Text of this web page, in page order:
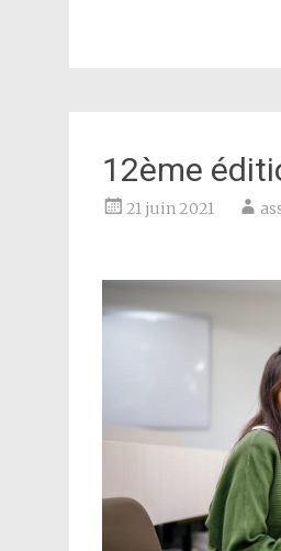
12ème
21 juin 2021